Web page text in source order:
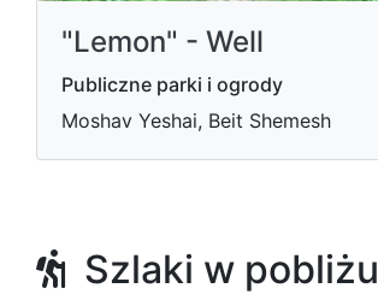
"Lemon" - Well
Publiczne parki i ogrody
Moshav Yeshai, Beit Shemesh
Szlaki w pobliżu